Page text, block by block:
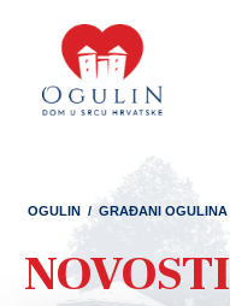
OGULIN / GRAĐANI OGULINA
NOVOSTI